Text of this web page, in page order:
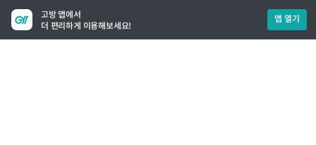
고방 앱에서
더 편리하게 이용해보세요!
앱 열기